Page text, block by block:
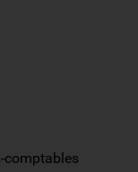
comptables